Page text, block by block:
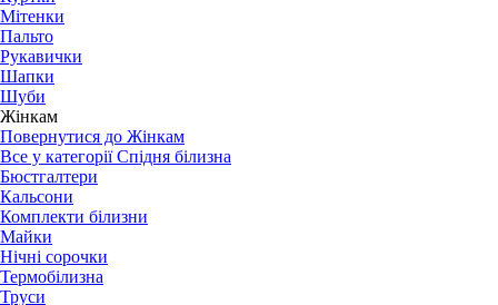
Мітенки
Пальто
Рукавички
Шапки
Шуби
Жінкам
Повернутися до Жінкам
Все у категорії Спідня білизна
Бюстгалтери
Кальсони
Комплекти білизни
Майки
Нічні сорочки
Термобілизна
Труси